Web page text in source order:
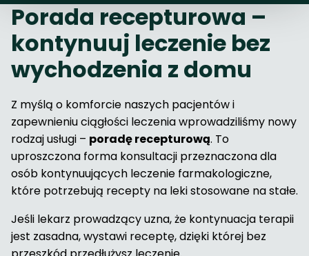
Porada recepturowa –
kontynuuj leczenie bez
wychodzenia z domu
Z myślą o komforcie naszych pacjentów i
zapewnieniu ciągłości leczenia wprowadziliśmy nowy
rodzaj usługi – poradę recepturową. To
uproszczona forma konsultacji przeznaczona dla
osób kontynuujących leczenie farmakologiczne,
które potrzebują recepty na leki stosowane na stałe.
Jeśli lekarz prowadzący uzna, że kontynuacja terapii
jest zasadna, wystawi receptę, dzięki której bez